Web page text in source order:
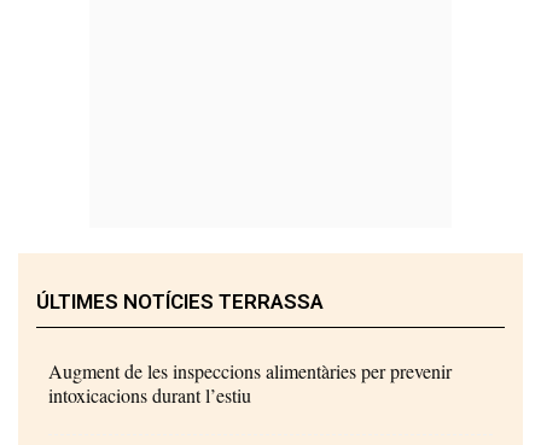
ÚLTIMES NOTÍCIES TERRASSA
Augment de les inspeccions alimentàries per prevenir
intoxicacions durant l’estiu